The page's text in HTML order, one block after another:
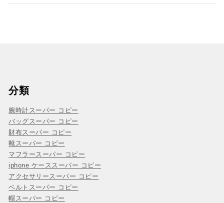
分類
腕時計スーパー コピー
バッグスーパー コピー
財布スーパー コピー
靴スーパー コピー
マフラースーパー コピー
iphone ケーススーパー コピー
アクセサリースーパー コピー
ベルトスーパー コピー
帽スーパー コピー